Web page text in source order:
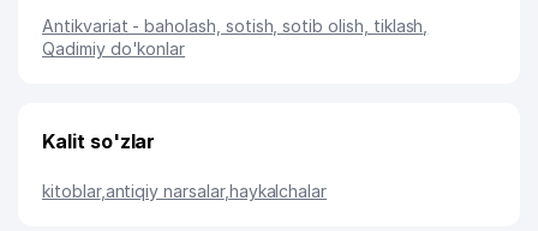
Antikvariat - baholash, sotish, sotib olish, tiklash
Qadimiy do'konlar
Kalit so'zlar
kitoblar,antiqiy narsalar,haykalchalar